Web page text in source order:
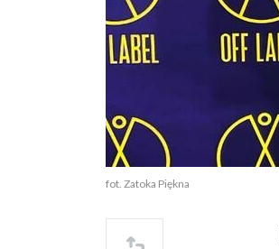
fot. Zatoka Piękna